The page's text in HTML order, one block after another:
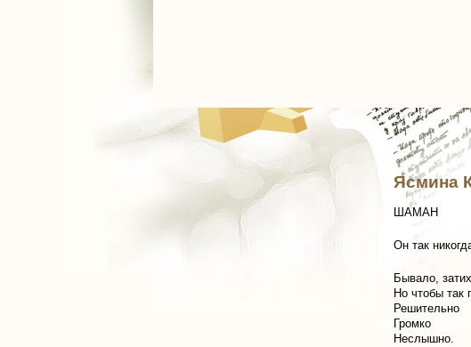
Ясмина
ШАМАН
Он так
Бывало,
Но чтобы так
Решительно
Громко
Неслышно.